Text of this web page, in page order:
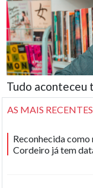
Tudo aconteceu
AS MAIS RECENTES
Reconhecida
Cordeiro já tem